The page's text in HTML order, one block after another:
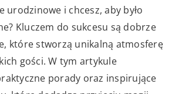
urodzinowe i chcesz, aby było
Kluczem do sukcesu są dobrze
które stworzą unikalną atmosferę
gości. W tym artykule
porady oraz inspirujące